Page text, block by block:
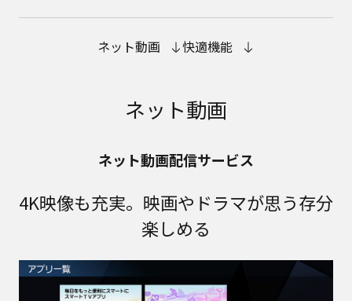
ネット動画 快適機能
ネット動画
ネット動画配信サービス
4K映像も充実。映画やドラマが思う存分
楽しめる